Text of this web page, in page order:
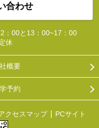
合わせ
：00と13：00~17：00
休
概要
予約
クセスマップ PCサイト